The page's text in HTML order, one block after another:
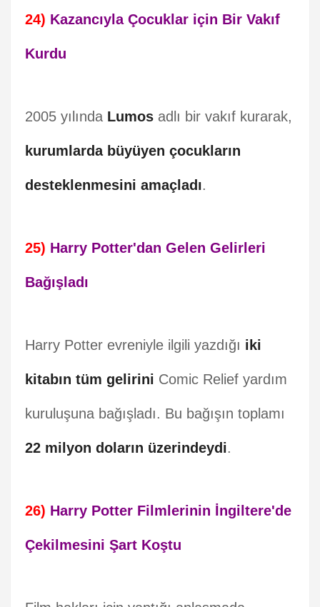
24) Kazancıyla Çocuklar için Bir Vakıf
Kurdu
2005 yılında Lumos adlı bir vakıf kurarak,
kurumlarda büyüyen çocukların
desteklenmesini amaçladı.
25) Harry Potter'dan Gelen Gelirleri
Bağışladı
Harry Potter evreniyle ilgili yazdığı iki
kitabın tüm gelirini Comic Relief yardım
kuruluşuna bağışladı. Bu bağışın toplamı
22 milyon doların üzerindeydi.
26) Harry Potter Filmlerinin İngiltere'de
Çekilmesini Şart Koştu